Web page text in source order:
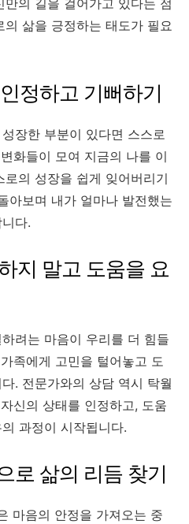
삶을 긍정하는 태도가 필요
정하고 기뻐하기
장한 부분이 있다면 스스로
화들이 모여 지금의 나를 이
의 성장을 쉽게 잊어버리기
아보며 내가 얼마나 발전했는
다.
지 말고 도움을 요
려는 마음이 우리를 더 힘들
족에게 고민을 털어놓고 도
. 전문가와의 상담 역시 탁월
신의 상태를 인정하고, 도움
과정이 시작됩니다.
로 삶의 리듬 찾기
마음의 안정을 가져오는 중